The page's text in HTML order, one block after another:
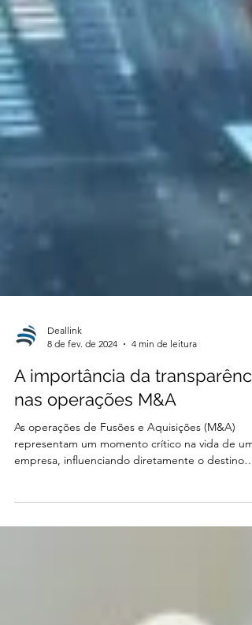
Deallink
8 de fev. de 2024
4 min de leitura
A importância da
nas operações M&A
As operações de Fusões e Aquisições (M&A)
empresa, influenciando diretamente o destino